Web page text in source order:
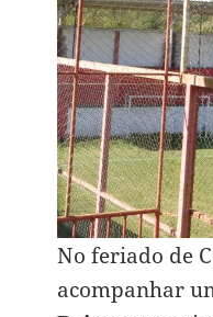
No feriado de
acompanhar